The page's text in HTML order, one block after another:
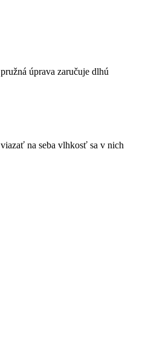
úprava zaručuje dlhú
na seba vlhkosť sa v nich